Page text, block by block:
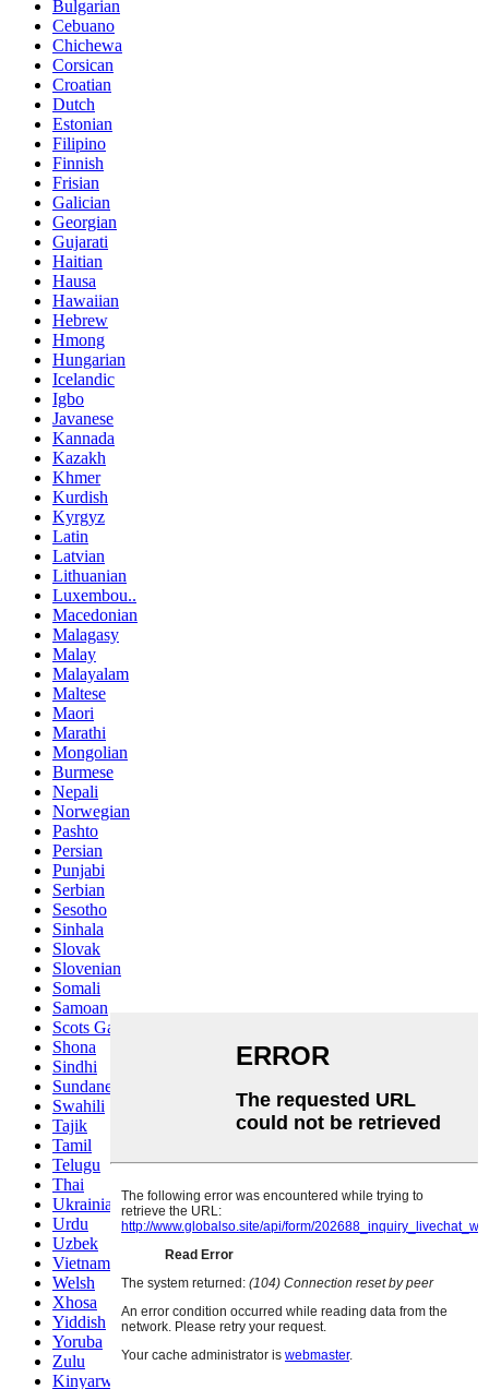
Bulgarian
Cebuano
Chichewa
Corsican
Croatian
Dutch
Estonian
Filipino
Finnish
Frisian
Galician
Georgian
Gujarati
Haitian
Hausa
Hawaiian
Hebrew
Hmong
Hungarian
Icelandic
Igbo
Javanese
Kannada
Kazakh
Khmer
Kurdish
Kyrgyz
Latin
Latvian
Lithuanian
Luxembou..
Macedonian
Malagasy
Malay
Malayalam
Maltese
Maori
Marathi
Mongolian
Burmese
Nepali
Norwegian
Pashto
Persian
Punjabi
Serbian
Sesotho
Sinhala
Slovak
Slovenian
Somali
Samoan
Scots Gaelic
Shona
Sindhi
Sundanese
Swahili
Tajik
Tamil
Telugu
Thai
Ukrainian
Urdu
Uzbek
Vietnamese
Welsh
Xhosa
Yiddish
Yoruba
Zulu
Kinyarwanda